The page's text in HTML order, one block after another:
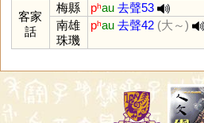
客家
話
梅縣 pʰau 去聲53
南雄
珠璣
pʰau 去聲42 (大～)